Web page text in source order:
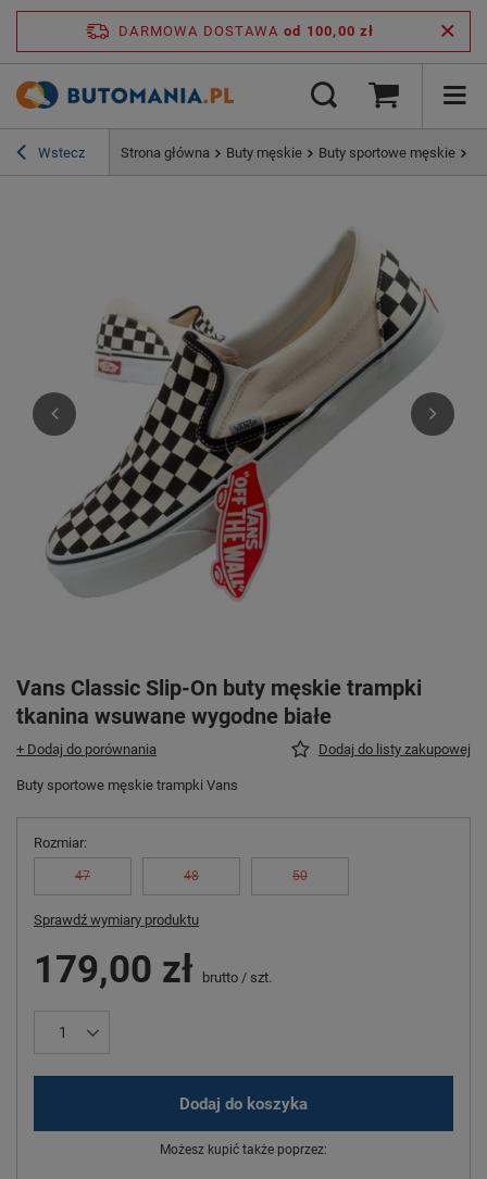
DARMOWA DOSTAWA od 100,00 zł
Wstecz Strona główna Buty męskie Buty sportowe męskie
Vans Classic Slip-On buty męskie trampki
tkanina wsuwane wygodne białe
+ Dodaj do porównania Dodaj do listy zakupowej
Buty sportowe męskie trampki Vans
Rozmiar
47 48 50
Sprawdź wymiary produktu
179,00 zł brutto / szt.
Dodaj do koszyka
Możesz kupić także poprzez: